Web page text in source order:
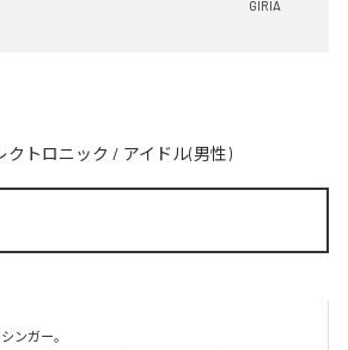
GIRIA
クトロニック / アイドル(男性)
ンガー。